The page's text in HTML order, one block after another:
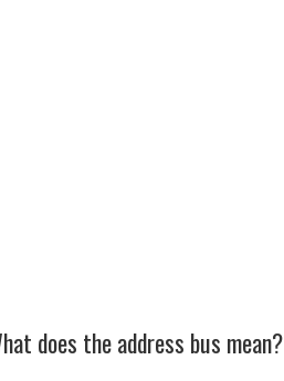
does the address bus